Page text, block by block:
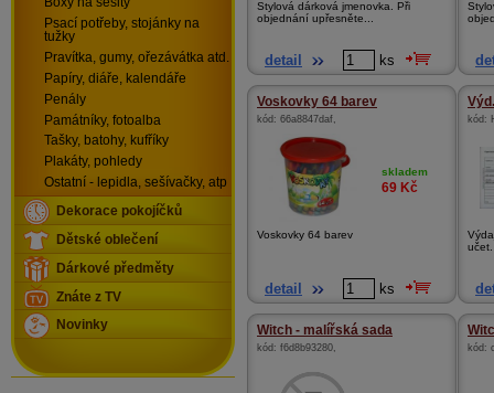
Stylová dárková jmenovka. Při
objednání upřesněte...
detail ks
Voskovky 64 barev
kód: 66a8847daf,
skladem
69 Kč
Voskovky 64 barev
detail ks
kód:
Witch - malířská sada
kód: f6d8b93280, kód:
Psací potřeby, stojánky na
tužky
Pravítka, gumy, ořezávátka atd.
Papíry, diáře, kalendáře
Penály
Památníky, fotoalba
Tašky, batohy, kufříky
Plakáty, pohledy
Ostatní - lepidla, sešívačky, atp
Dekorace pokojíčků
Dětské oblečení
Dárkové předměty
Znáte z TV
Novinky